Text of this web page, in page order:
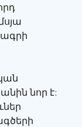
նոր է: